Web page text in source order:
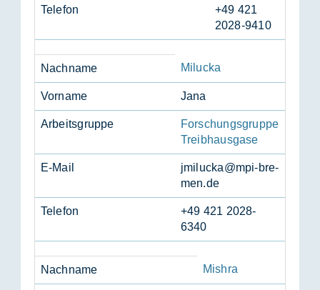
Te­le­fon
+49 421
2028-9410
Nach­na­me Milucka
Vor­na­me Jana
Ar­beits­grup­pe
Forschungsgruppe
Treibhausgase
E-Mail
jmi­lucka@mpi-bre­
men.de
Te­le­fon
+49 421 2028-
6340
Nach­na­me Mishra